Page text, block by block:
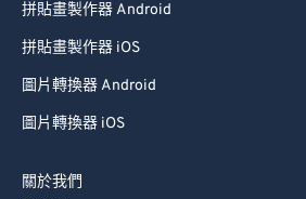
拼貼畫製作器 Android
拼貼畫製作器 iOS
圖片轉換器 Android
圖片轉換器 iOS
關於我們